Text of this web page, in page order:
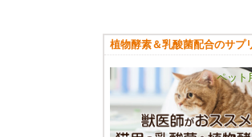
植物酵素＆乳酸菌配合のサプ
ペット